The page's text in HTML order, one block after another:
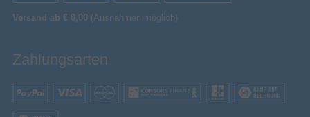
Versand ab € 0,00 (Ausnahmen möglich)
Zahlungsarten